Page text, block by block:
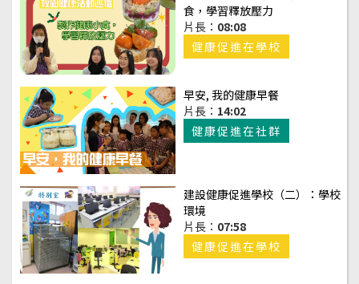
食，學習釋放壓力
片長： 08:08
健康促進在學校
早安, 我的健康早餐
片長： 14:02
健康促進在社群
建設健康促進學校（二）：學校
環境
片長： 07:58
健康促進在學校